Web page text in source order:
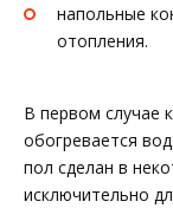
напольные
отопления.
В первом случае
обогревается
пол сделан в
исключительно